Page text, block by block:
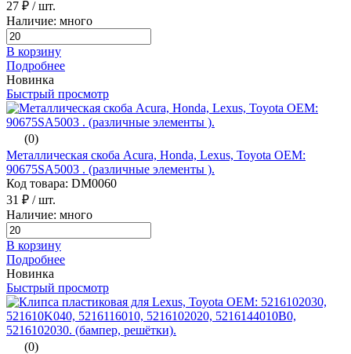
27 ₽ / шт.
Наличие: много
В корзину
Подробнее
Новинка
Быстрый просмотр
(0)
Металлическая скоба Acura, Honda, Lexus, Toyota ОЕМ:
90675SA5003 . (различные элементы ).
Код товара: DM0060
31 ₽ / шт.
Наличие: много
В корзину
Подробнее
Новинка
Быстрый просмотр
(0)